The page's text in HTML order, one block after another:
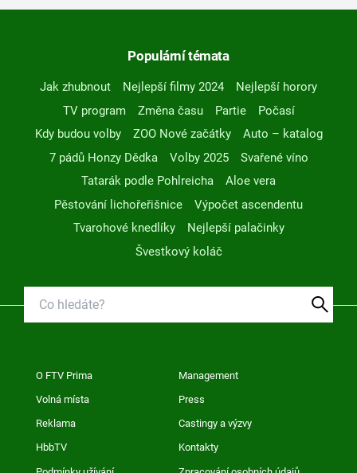
Populární témata
Jak zhubnout Nejlepší filmy 2024
Nejlepší horory
TV program
Změna času Partie
Počasí
Kdy budou volby
ZOO Nové začátky
Auto – katalog
7 pádů Honzy Dědka
Volby 2025
Svařené víno
Tatarák podle Pohlreicha
Aloe vera
Pěstování lichořeřišnice
Výpočet ascendentu
Tvarohové knedlíky
Nejlepší palačinky
Švestkový koláč
O FTV Prima Management
Volná místa Press
Reklama Castingy a výzvy
HbbTV Kontakty